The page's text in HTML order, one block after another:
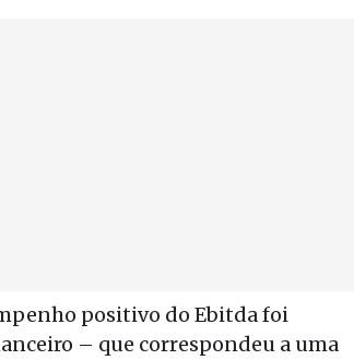
positivo do Ebitda foi
– que correspondeu a uma